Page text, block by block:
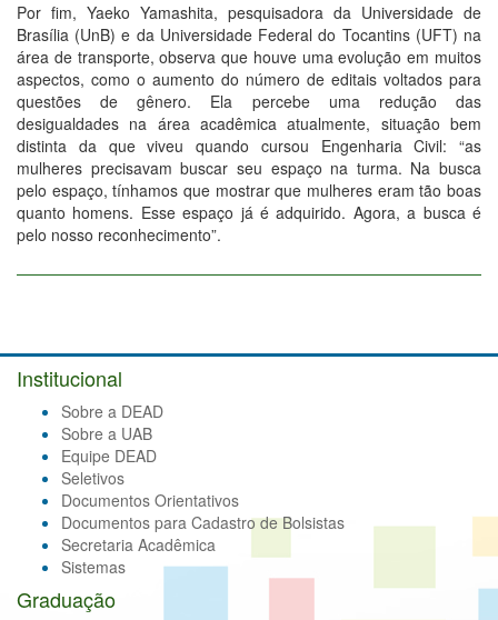
Por fim, Yaeko Yamashita, pesquisadora da Universidade de
Brasília (UnB) e da Universidade Federal do Tocantins (UFT) na
área de transporte, observa que houve uma evolução em muitos
aspectos, como o aumento do número de editais voltados para
questões de gênero. Ela percebe uma redução das
desigualdades na área acadêmica atualmente, situação bem
distinta da que viveu quando cursou Engenharia Civil: “as
mulheres precisavam buscar seu espaço na turma. Na busca
pelo espaço, tínhamos que mostrar que mulheres eram tão boas
quanto homens. Esse espaço já é adquirido. Agora, a busca é
pelo nosso reconhecimento”.
Institucional
Sobre a DEAD
Sobre a UAB
Equipe DEAD
Seletivos
Documentos Orientativos
Documentos para Cadastro de Bolsistas
Secretaria Acadêmica
Sistemas
Graduação